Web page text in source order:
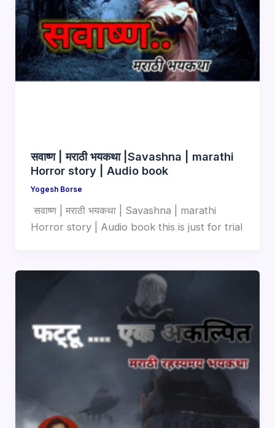
सवाष्ण | मराठी भयकथा |Savashna | marathi
Horror story | Audio book
Yogesh Borse
सवाष्ण | मराठी भयकथा | Savashna | marathi
Horror story | Audio book this is just for trial